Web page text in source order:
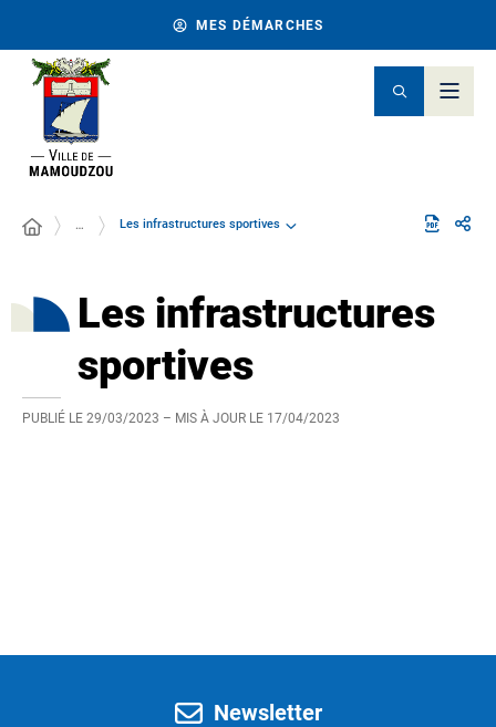
MES DÉMARCHES
… Les infrastructures sportives
Les infrastructures
sportives
PUBLIÉ LE 29/03/2023 – MIS À JOUR LE 17/04/2023
Newsletter